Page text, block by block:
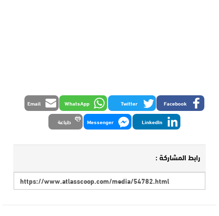
Facebook
Twitter
WhatsApp
Email
LinkedIn
Messenger طباعة
رابط المشاركة :